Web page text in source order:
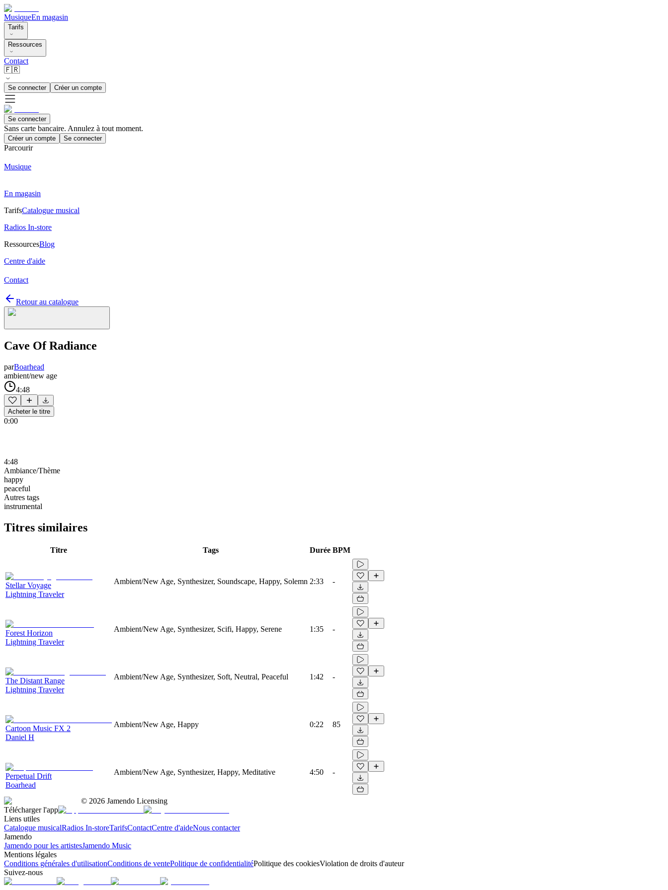
MusiqueEn magasin
Tarifs
Ressources
Contact
🇫🇷
Se connecter Créer un compte
Se connecter
Sans carte bancaire. Annulez à tout moment.
Créer un compte Se connecter
Parcourir
Musique
En magasin
TarifsCatalogue musical
Radios In-store
RessourcesBlog
Centre d'aide
Contact
Retour au catalogue
Cave Of Radiance
parBoarhead
ambient/new age
4:48
Acheter le titre
0:00
4:48
Ambiance/Thème
happy
peaceful
Autres tags
instrumental
Titres similaires
Titre Tags Durée BPM
Stellar Voyage
Lightning Traveler
Ambient/New Age, Synthesizer, Soundscape, Happy, Solemn 2:33 -
Forest Horizon
Lightning Traveler
Ambient/New Age, Synthesizer, Scifi, Happy, Serene 1:35 -
The Distant Range
Lightning Traveler
Ambient/New Age, Synthesizer, Soft, Neutral, Peaceful 1:42 -
Cartoon Music FX 2
Daniel H
Ambient/New Age, Happy 0:22 85
Perpetual Drift
Boarhead
Ambient/New Age, Synthesizer, Happy, Meditative 4:50 -
© 2026 Jamendo Licensing
Télécharger l'app
Liens utiles
Catalogue musicalRadios In-storeTarifsContactCentre d'aideNous contacter
Jamendo
Jamendo pour les artistesJamendo Music
Mentions légales
Conditions générales d'utilisationConditions de ventePolitique de confidentialitéPolitique des cookiesViolation de droits d'auteur
Suivez-nous